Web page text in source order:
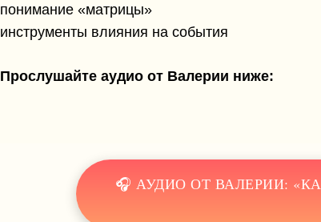
понимание «матрицы»
инструменты влияния на события
Прослушайте аудио от Валерии ниже:
🎧 АУДИО ОТ ВАЛЕРИИ: